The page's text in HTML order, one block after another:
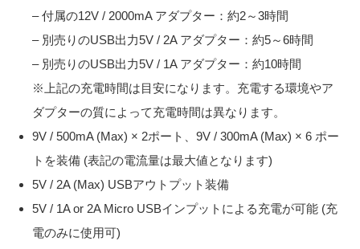
– 付属の12V / 2000mA アダプター：約2～3時間
– 別売りのUSB出力5V / 2A アダプター：約5～6時間
– 別売りのUSB出力5V / 1A アダプター：約10時間
※上記の充電時間は目安になります。充電する環境やア
ダプターの質によって充電時間は異なります。
9V / 500mA (Max) × 2ポート、9V / 300mA (Max) × 6 ポー
トを装備 (表記の電流量は最大値となります)
5V / 2A (Max) USBアウトプット装備
5V / 1A or 2A Micro USBインプットによる充電が可能 (充
電のみに使用可)